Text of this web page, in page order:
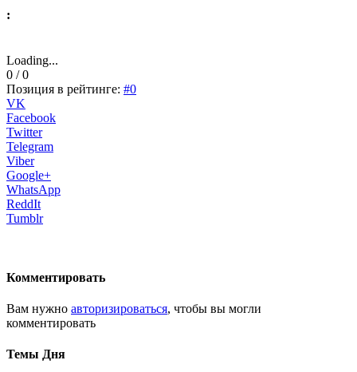
:
Loading...
0 / 0
Позиция в рейтинге: #0
VK
Facebook
Twitter
Telegram
Viber
Google+
WhatsApp
ReddIt
Tumblr
Комментировать
Вам нужно авторизироваться, чтобы вы могли
комментировать
Темы Дня